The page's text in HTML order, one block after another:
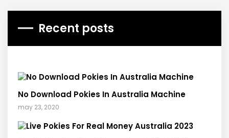
Recent posts
No Download Pokies In Australia Machine
may 23, 2020